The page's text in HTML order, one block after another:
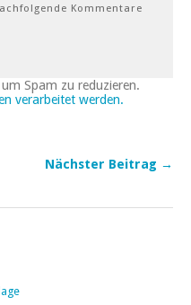
Kommentare
Spam zu reduzieren.
verarbeitet werden.
Nächster Beitrag →